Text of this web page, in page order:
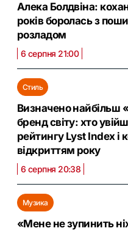
Алека Болдвіна:
років боролась з
розладом
6 серпня 21:00
Стиль
Визначено найбільш
бренд світу: хто
рейтингу Lyst Index і
відкриттям року
6 серпня 20:38
Музика
«Мене не зупинить